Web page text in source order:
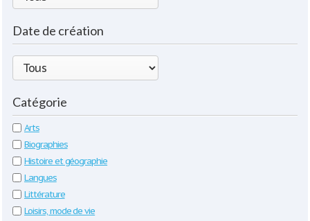
Date de création
Catégorie
Arts
Biographies
Histoire et géographie
Langues
Littérature
Loisirs, mode de vie